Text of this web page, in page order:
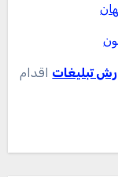
تبلیغات اقدام